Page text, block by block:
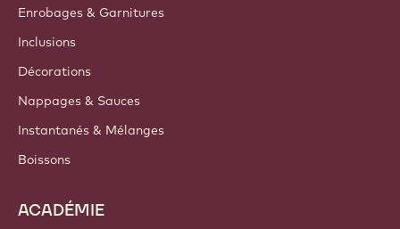
Enrobages & Garnitures
Inclusions
Décorations
Nappages & Sauces
Instantanés & Mélanges
Boissons
ACADÉMIE